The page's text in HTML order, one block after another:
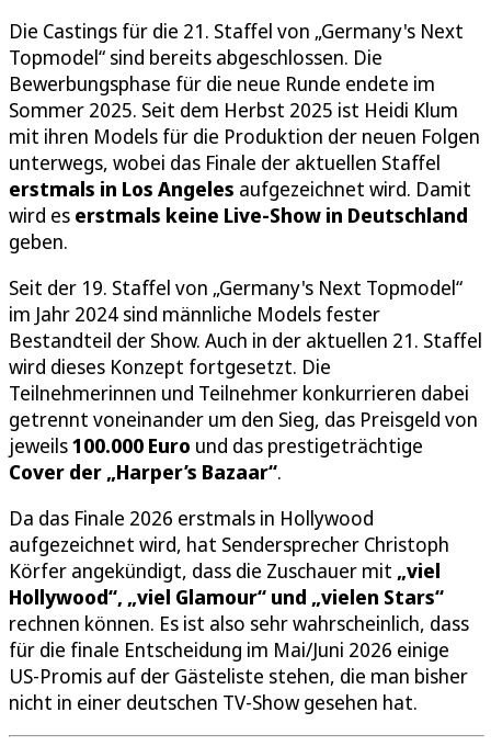
Die Castings für die 21. Staffel von „Germany's Next
Topmodel“ sind bereits abgeschlossen. Die
Bewerbungsphase für die neue Runde endete im
Sommer 2025. Seit dem Herbst 2025 ist Heidi Klum
mit ihren Models für die Produktion der neuen Folgen
unterwegs, wobei das Finale der aktuellen Staffel
erstmals in Los Angeles aufgezeichnet wird. Damit
wird es erstmals keine Live-Show in Deutschland
geben.
Seit der 19. Staffel von „Germany's Next Topmodel“
im Jahr 2024 sind männliche Models fester
Bestandteil der Show. Auch in der aktuellen 21. Staffel
wird dieses Konzept fortgesetzt. Die
Teilnehmerinnen und Teilnehmer konkurrieren dabei
getrennt voneinander um den Sieg, das Preisgeld von
jeweils100.000 Euro und das prestigeträchtige
Cover der „Harper’s Bazaar“.
Da das Finale 2026 erstmals in Hollywood
aufgezeichnet wird, hat Sendersprecher Christoph
Körfer angekündigt, dass die Zuschauer mit „viel
Hollywood“, „viel Glamour“ und „vielen Stars“
rechnen können. Es ist also sehr wahrscheinlich, dass
für die finale Entscheidung im Mai/Juni 2026 einige
US-Promis auf der Gästeliste stehen, die man bisher
nicht in einer deutschen TV-Show gesehen hat.